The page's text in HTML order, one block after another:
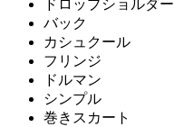
ドロップショルダー
バック
カシュクール
フリンジ
ドルマン
シンプル
巻きスカート